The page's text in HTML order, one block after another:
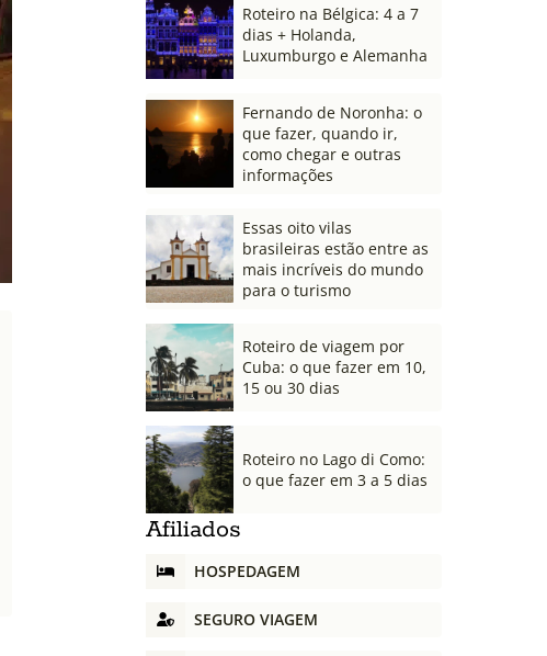
Roteiro na Bélgica: 4 a 7
dias + Holanda,
Luxumburgo e Alemanha
Fernando de Noronha: o
que fazer, quando ir,
como chegar e outras
informações
Essas oito vilas
brasileiras estão entre as
mais incríveis do mundo
para o turismo
Roteiro de viagem por
Cuba: o que fazer em 10,
15 ou 30 dias
Roteiro no Lago di Como:
o que fazer em 3 a 5 dias
Afiliados
HOSPEDAGEM
SEGURO VIAGEM